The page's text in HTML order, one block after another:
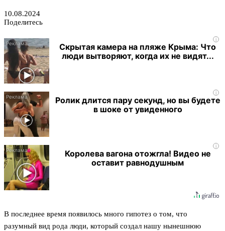
10.08.2024
Поделитесь
i
Скрытая камера на пляже Крыма: Что
люди вытворяют, когда их не видят...
i
Ролик длится пару секунд, но вы будете
в шоке от увиденного
i
Королева вагона отожгла! Видео не
оставит равнодушным
В последнее время появилось много гипотез о том, что
разумный вид рода люди, который создал нашу нынешнюю